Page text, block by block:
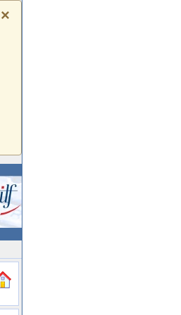
×